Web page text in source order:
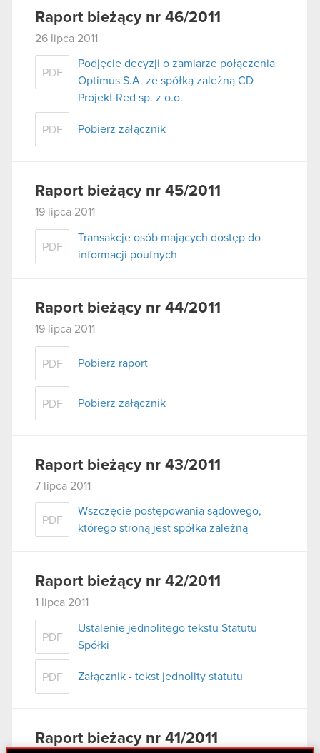
Raport bieżący nr 46/2011
26 lipca 2011
PDF
Podjęcie decyzji o zamiarze połączenia
Optimus S.A. ze spółką zależną CD
Projekt Red sp. z o.o.
PDF Pobierz załącznik
Raport bieżący nr 45/2011
19 lipca 2011
PDF
Transakcje osób mających dostęp do
informacji poufnych
Raport bieżący nr 44/2011
19 lipca 2011
PDF Pobierz raport
PDF Pobierz załącznik
Raport bieżący nr 43/2011
7 lipca 2011
PDF
Wszczęcie postępowania sądowego,
którego stroną jest spółka zależną
Raport bieżący nr 42/2011
1 lipca 2011
PDF
Ustalenie jednolitego tekstu Statutu
Spółki
PDF Załącznik - tekst jednolity statutu
Raport bieżacy nr 41/2011